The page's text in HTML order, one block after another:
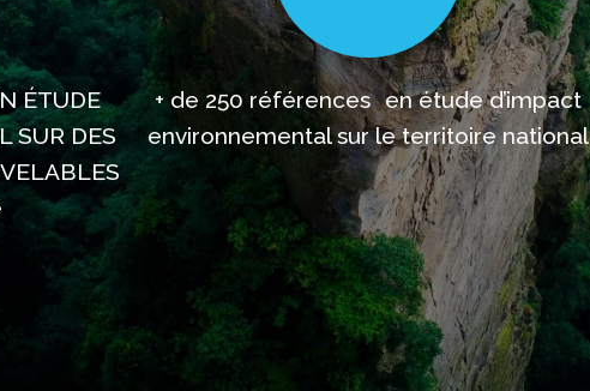
ÉTUDE
SUR DES
+ de 250 références en étude d’impact
environnemental sur le territoire national